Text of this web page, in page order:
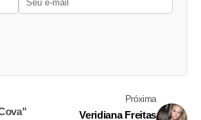
Próxima
Veridiana Freitas